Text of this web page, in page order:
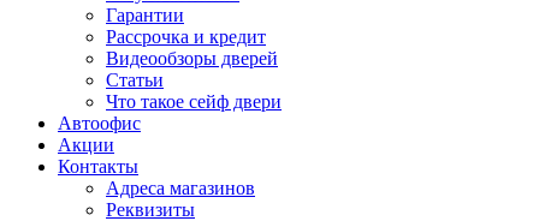
Гарантии
Рассрочка и кредит
Видеообзоры дверей
Статьи
Что такое сейф двери
Автоофис
Акции
Контакты
Адреса магазинов
Реквизиты